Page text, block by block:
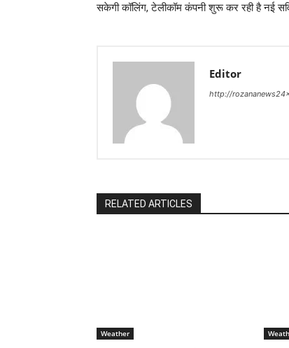
सकेगी कॉलिंग, टेलीकॉम कंपनी शुरू कर रही है नई
Editor
http://
RELATED ARTICLES
Weather